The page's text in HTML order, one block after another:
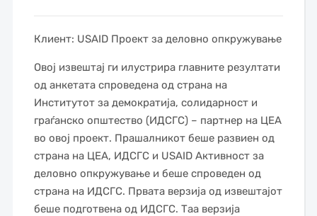
Клиент: USAID Проект за деловно опкружување
Овој извештај ги илустрира главните резултати
од анкетата спроведена од страна на
Институтот за демократија, солидарност и
граѓанско општество (ИДСГС) – партнер на ЦЕА
во овој проект. Прашалникот беше развиен од
страна на ЦЕА, ИДСГС и USAID Активност за
деловно опкружување и беше спроведен од
страна на ИДСГС. Првата верзија од извештајот
беше подготвена од ИДСГС. Таа верзија